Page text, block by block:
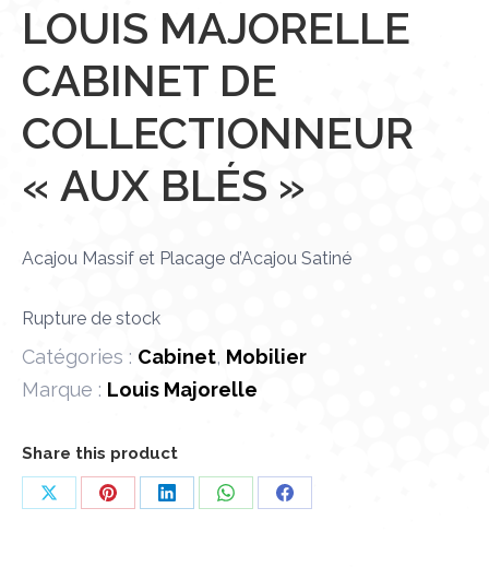
LOUIS MAJORELLE
CABINET DE
COLLECTIONNEUR
« AUX BLÉS »
Acajou Massif et Placage d’Acajou Satiné
Rupture de stock
Catégories : Cabinet, Mobilier
Marque : Louis Majorelle
Share this product
PartagerPartagerPartagerPartagerPartager